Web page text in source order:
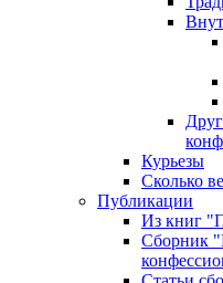
Курьезы
Сколько
Публикации
Из книг
Сборник